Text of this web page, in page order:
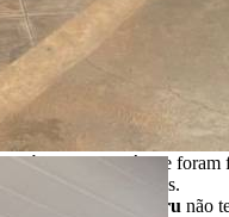
* Valores, disponibilidade e
alterações. SEMPRE
informações atualizadas do
O
Portal Casa Bauru
realizam qualquer
negociação dos imóveis
Todas as informações e
anúncio publicitário e foram
Negócios Imobiliários.
Portal Casa Bauru não